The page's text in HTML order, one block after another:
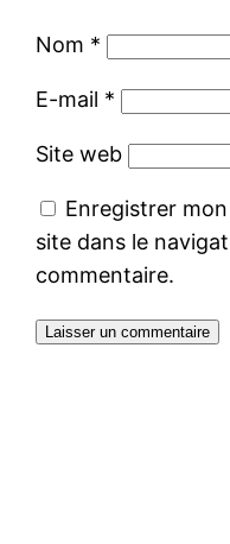
Nom *
E-mail *
Site web
Enregistrer
site dans le
commentaire.